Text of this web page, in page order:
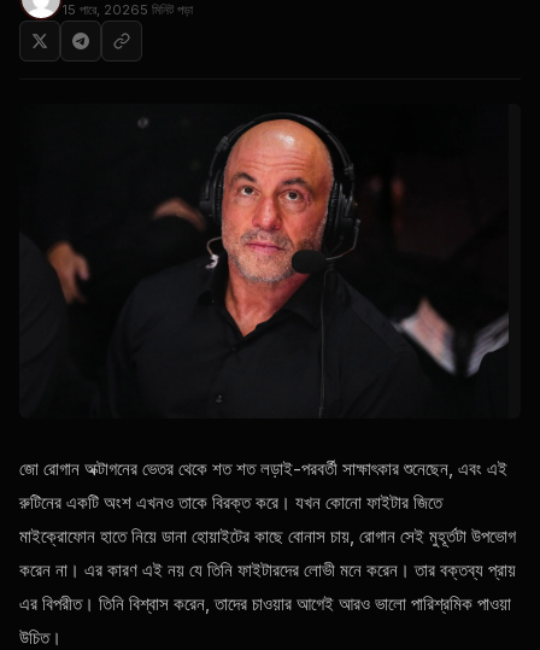
15 পারে, 20265 মিনিট পড়া
জো রোগান অক্টাগনের ভেতর থেকে শত শত লড়াই-পরবর্তী সাক্ষাৎকার শুনেছেন, এবং এই
রুটিনের একটি অংশ এখনও তাকে বিরক্ত করে। যখন কোনো ফাইটার জিতে
মাইক্রোফোন হাতে নিয়ে ডানা হোয়াইটের কাছে বোনাস চায়, রোগান সেই মুহূর্তটা উপভোগ
করেন না। এর কারণ এই নয় যে তিনি ফাইটারদের লোভী মনে করেন। তার বক্তব্য প্রায়
এর বিপরীত। তিনি বিশ্বাস করেন, তাদের চাওয়ার আগেই আরও ভালো পারিশ্রমিক পাওয়া
উচিত।